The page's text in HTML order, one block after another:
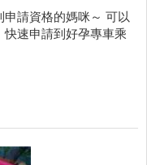
請資格的媽咪～ 可以
速申請到好孕專車乘